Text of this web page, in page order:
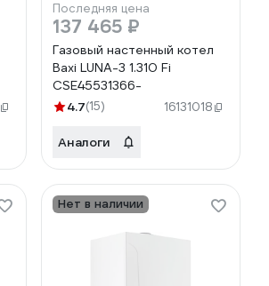
Последняя цена
137 465 ₽
Газовый настенный котел
Baxi LUNA-3 1.310 Fi
CSE45531366-
4.7(15) 16131018
Аналоги
Нет в наличии